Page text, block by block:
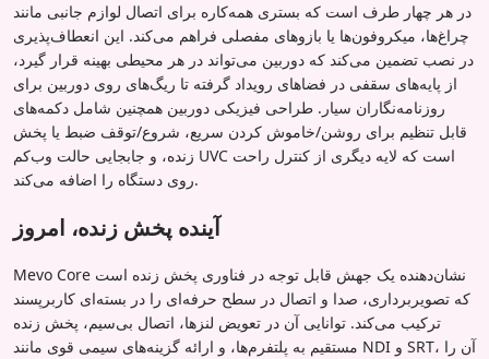
در هر چهار طرف است که بستری همه‌کاره برای اتصال لوازم جانبی مانند
چراغ‌ها، میکروفون‌ها یا بازوهای مفصلی فراهم می‌کند. این انعطاف‌پذیری
در نصب تضمین می‌کند که دوربین می‌تواند در هر محیطی بهینه قرار گیرد،
از پایه‌های سقفی در فضاهای رویداد گرفته تا ریگ‌های روی دوربین برای
روزنامه‌نگاران سیار. طراحی فیزیکی دوربین همچنین شامل دکمه‌های
قابل تنظیم برای روشن/خاموش کردن سریع، شروع/توقف ضبط یا پخش
زنده، و جابجایی حالت وب‌کم UVC است که لایه دیگری از کنترل راحت
روی دستگاه را اضافه می‌کند.
آینده پخش زنده، امروز
Mevo Core نشان‌دهنده یک جهش قابل توجه در فناوری پخش زنده است
که تصویربرداری، صدا و اتصال در سطح حرفه‌ای را در بسته‌ای کاربرپسند
ترکیب می‌کند. توانایی آن در تعویض لنزها، اتصال بی‌سیم، پخش زنده
مستقیم به پلتفرم‌ها، و ارائه گزینه‌های سیمی قوی مانند NDI و SRT، آن را